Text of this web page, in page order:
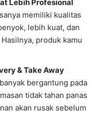
Lebih Profesional
memiliki kualitas
lebih kuat, dan
produk kamu
& Take Away
bergantung pada
tidak tahan panas
akan rusak sebelum